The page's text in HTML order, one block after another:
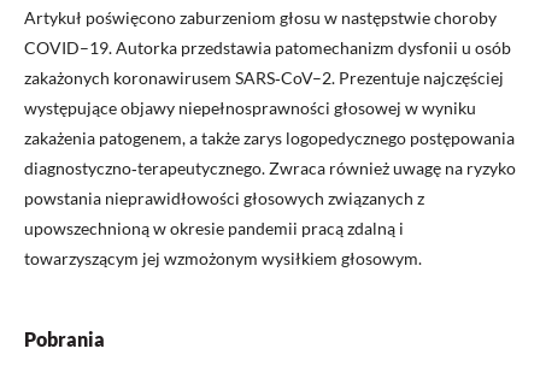
Artykuł poświęcono zaburzeniom głosu w następstwie choroby
COVID–19. Autorka przedstawia patomechanizm dysfonii u osób
zakażonych koronawirusem SARS‑CoV–2. Prezentuje najczęściej
występujące objawy niepełnosprawności głosowej w wyniku
zakażenia patogenem, a także zarys logopedycznego postępowania
diagnostyczno‑terapeutycznego. Zwraca również uwagę na ryzyko
powstania nieprawidłowości głosowych związanych z
upowszechnioną w okresie pandemii pracą zdalną i
towarzyszącym jej wzmożonym wysiłkiem głosowym.
Pobrania